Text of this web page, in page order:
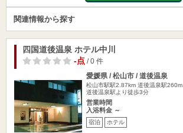
関連情報から探す
四国道後温泉 ホテル中川
-点/ 0 件
愛媛県 / 松山市 / 道後温泉
松山市駅駅2.87km 道後温泉駅260m
道後温泉駅より徒歩3分
営業時間
入浴料金 ～
宿泊 ホテル